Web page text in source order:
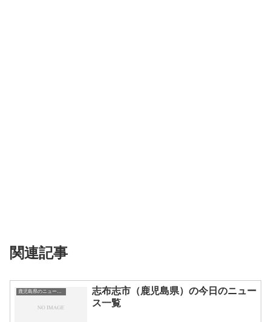
関連記事
鹿児島県のニュース一覧
志布志市（鹿児島県）の今日のニュー
ス一覧